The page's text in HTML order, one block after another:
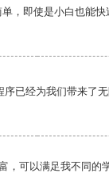
，即使是小白也能快
已经为我们带来了无
，可以满足我不同的